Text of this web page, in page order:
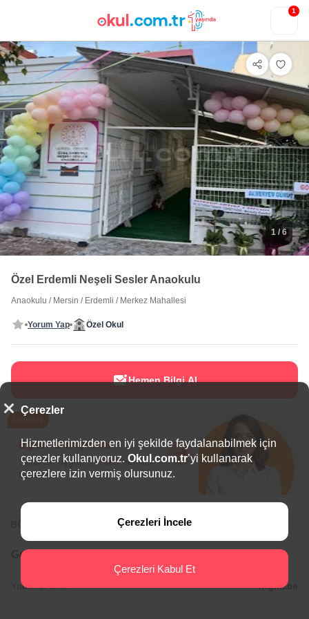
1
1 / 6
Özel Erdemli Neşeli Sesler Anaokulu
Anaokulu / Mersin / Erdemli / Merkez Mahallesi
Yorum Yap Özel Okul
Hemen Bilgi Al
Eğitim Danışmanı
Sana en uygun5 okuluhemen
bulalım.
BÖLGEDE ÖNE ÇIKAN OKULLAR
Genel Bilgiler
Yabancı Diller: İngilizce
Çerezler
Hizmetlerimizden en iyi şekilde faydalanabilmek için
çerezler kullanıyoruz. Okul.com.tr’yi kullanarak
çerezlere izin vermiş olursunuz.
Çerezleri İncele
Çerezleri Kabul Et